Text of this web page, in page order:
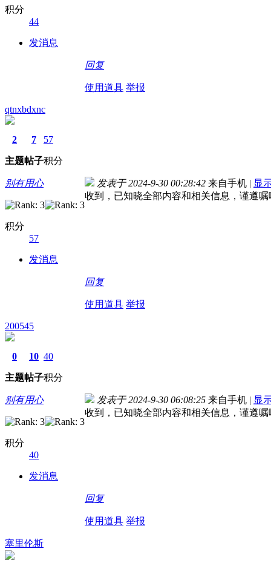
积分
44
发消息
回复
使用道具 举报
qtnxbdxnc
2
主题
7
帖子
57
积分
别有用心
积分
57
发消息
发表于 2024-9-30 00:28:42 来自手机 | 显
收到，已知晓全部内容和相关信息，谨遵嘱
回复
使用道具 举报
200545
0
主题
10
帖子
40
积分
别有用心
积分
40
发消息
发表于 2024-9-30 06:08:25 来自手机 | 显
收到，已知晓全部内容和相关信息，谨遵嘱
回复
使用道具 举报
塞里伦斯